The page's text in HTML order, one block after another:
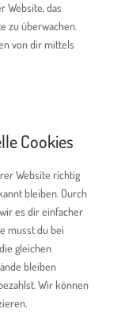
Website, das
zu überwachen.
von dir mittels
Cookies
Website richtig
bleiben. Durch
es dir einfacher
musst du bei
gleichen
bleiben
Wir können